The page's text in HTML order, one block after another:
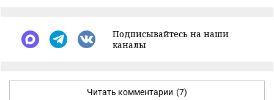
Подписывайтесь на наши
каналы
Читать комментарии (7)